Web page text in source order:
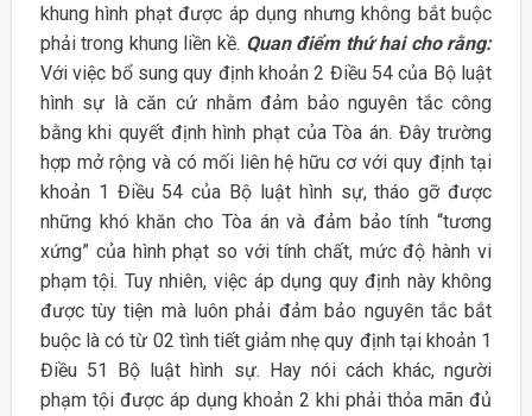
khung hình phạt được áp dụng nhưng không bắt buộc
phải trong khung liền kề. Quan điểm thứ hai cho rằng:
Với việc bổ sung quy định khoản 2 Điều 54 của Bộ luật
hình sự là căn cứ nhằm đảm bảo nguyên tắc công
bằng khi quyết định hình phạt của Tòa án. Đây trường
hợp mở rộng và có mối liên hệ hữu cơ với quy định tại
khoản 1 Điều 54 của Bộ luật hình sự, tháo gỡ được
những khó khăn cho Tòa án và đảm bảo tính “tương
xứng” của hình phạt so với tính chất, mức độ hành vi
phạm tội. Tuy nhiên, việc áp dụng quy định này không
được tùy tiện mà luôn phải đảm bảo nguyên tắc bắt
buộc là có từ 02 tình tiết giảm nhẹ quy định tại khoản 1
Điều 51 Bộ luật hình sự. Hay nói cách khác, người
phạm tội được áp dụng khoản 2 khi phải thỏa mãn đủ